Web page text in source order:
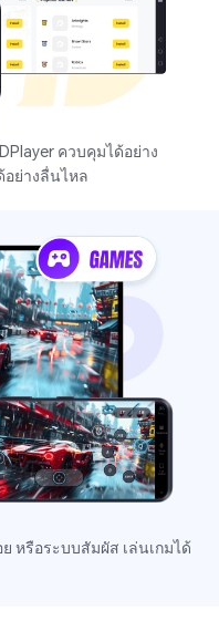
ควบคุมได้อย่าง
ย่างลื่นไหล
หรือระบบสัมผัส เล่นเกมได้